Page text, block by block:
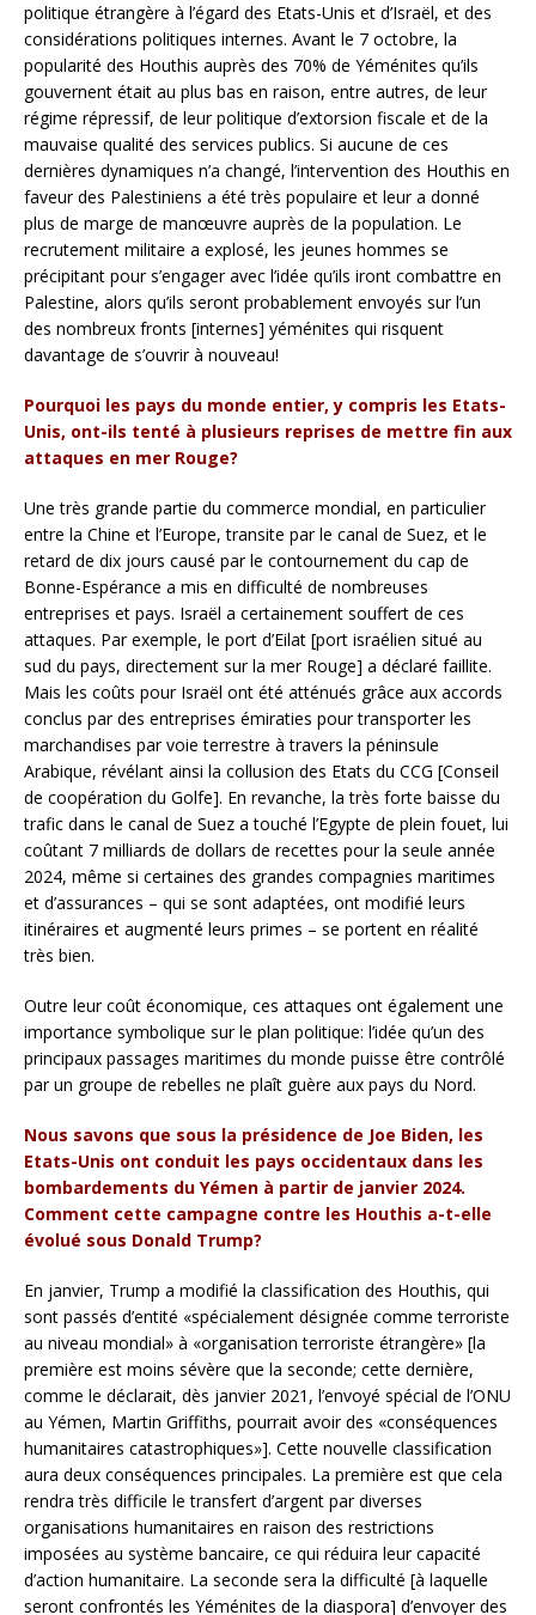
politique étrangère à l’égard des Etats-Unis et d’Israël, et des
considérations politiques internes. Avant le 7 octobre, la
popularité des Houthis auprès des 70% de Yéménites qu’ils
gouvernent était au plus bas en raison, entre autres, de leur
régime répressif, de leur politique d’extorsion fiscale et de la
mauvaise qualité des services publics. Si aucune de ces
dernières dynamiques n’a changé, l’intervention des Houthis en
faveur des Palestiniens a été très populaire et leur a donné
plus de marge de manœuvre auprès de la population. Le
recrutement militaire a explosé, les jeunes hommes se
précipitant pour s’engager avec l’idée qu’ils iront combattre en
Palestine, alors qu’ils seront probablement envoyés sur l’un
des nombreux fronts [internes] yéménites qui risquent
davantage de s’ouvrir à nouveau!
Pourquoi les pays du monde entier, y compris les Etats-
Unis, ont-ils tenté à plusieurs reprises de mettre fin aux
attaques en mer Rouge?
Une très grande partie du commerce mondial, en particulier
entre la Chine et l’Europe, transite par le canal de Suez, et le
retard de dix jours causé par le contournement du cap de
Bonne-Espérance a mis en difficulté de nombreuses
entreprises et pays. Israël a certainement souffert de ces
attaques. Par exemple, le port d’Eilat [port israélien situé au
sud du pays, directement sur la mer Rouge] a déclaré faillite.
Mais les coûts pour Israël ont été atténués grâce aux accords
conclus par des entreprises émiraties pour transporter les
marchandises par voie terrestre à travers la péninsule
Arabique, révélant ainsi la collusion des Etats du CCG [Conseil
de coopération du Golfe]. En revanche, la très forte baisse du
trafic dans le canal de Suez a touché l’Egypte de plein fouet, lui
coûtant 7 milliards de dollars de recettes pour la seule année
2024, même si certaines des grandes compagnies maritimes
et d’assurances – qui se sont adaptées, ont modifié leurs
itinéraires et augmenté leurs primes – se portent en réalité
très bien.
Outre leur coût économique, ces attaques ont également une
importance symbolique sur le plan politique: l’idée qu’un des
principaux passages maritimes du monde puisse être contrôlé
par un groupe de rebelles ne plaît guère aux pays du Nord.
Nous savons que sous la présidence de Joe Biden, les
Etats-Unis ont conduit les pays occidentaux dans les
bombardements du Yémen à partir de janvier 2024.
Comment cette campagne contre les Houthis a-t-elle
évolué sous Donald Trump?
En janvier, Trump a modifié la classification des Houthis, qui
sont passés d’entité «spécialement désignée comme terroriste
au niveau mondial» à «organisation terroriste étrangère» [la
première est moins sévère que la seconde; cette dernière,
comme le déclarait, dès janvier 2021, l’envoyé spécial de l’ONU
au Yémen, Martin Griffiths, pourrait avoir des «conséquences
humanitaires catastrophiques»]. Cette nouvelle classification
aura deux conséquences principales. La première est que cela
rendra très difficile le transfert d’argent par diverses
organisations humanitaires en raison des restrictions
imposées au système bancaire, ce qui réduira leur capacité
d’action humanitaire. La seconde sera la difficulté [à laquelle
seront confrontés les Yéménites de la diaspora] d’envoyer des